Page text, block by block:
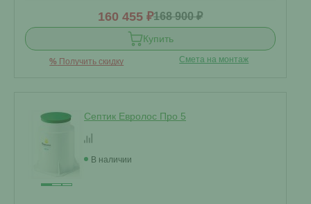
160 455 ₽168 900 ₽
Купить
% Получить скидку Смета на монтаж
Септик Евролос Про 5
В наличии